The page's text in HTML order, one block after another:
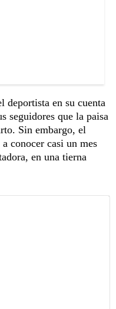
en su cuenta
seguidores que la paisa
Sin embargo, el
conocer casi un mes
en una tierna